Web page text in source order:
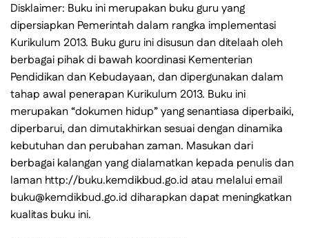
Disklaimer: Buku ini merupakan buku guru yang
dipersiapkan Pemerintah dalam rangka implementasi
Kurikulum 2013. Buku guru ini disusun dan ditelaah oleh
berbagai pihak di bawah koordinasi Kementerian
Pendidikan dan Kebudayaan, dan dipergunakan dalam
tahap awal penerapan Kurikulum 2013. Buku ini
merupakan “dokumen hidup” yang senantiasa diperbaiki,
diperbarui, dan dimutakhirkan sesuai dengan dinamika
kebutuhan dan perubahan zaman. Masukan dari
berbagai kalangan yang dialamatkan kepada penulis dan
laman http://buku.kemdikbud.go.id atau melalui email
buku@kemdikbud.go.id diharapkan dapat meningkatkan
kualitas buku ini.